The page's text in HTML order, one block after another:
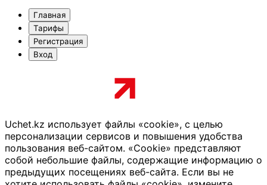
Главная
Тарифы
Регистрация
Вход
Uchet.kz использует файлы «cookie», с целью
персонализации сервисов и повышения удобства
пользования веб-сайтом. «Cookie» представляют
собой небольшие файлы, содержащие информацию о
предыдущих посещениях веб-сайта. Если вы не